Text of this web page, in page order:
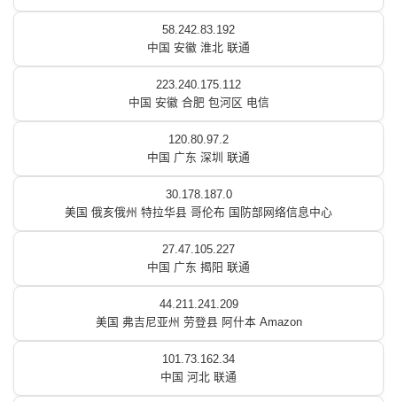
58.242.83.192
中国 安徽 淮北 联通
223.240.175.112
中国 安徽 合肥 包河区 电信
120.80.97.2
中国 广东 深圳 联通
30.178.187.0
美国 俄亥俄州 特拉华县 哥伦布 国防部网络信息中心
27.47.105.227
中国 广东 揭阳 联通
44.211.241.209
美国 弗吉尼亚州 劳登县 阿什本 Amazon
101.73.162.34
中国 河北 联通